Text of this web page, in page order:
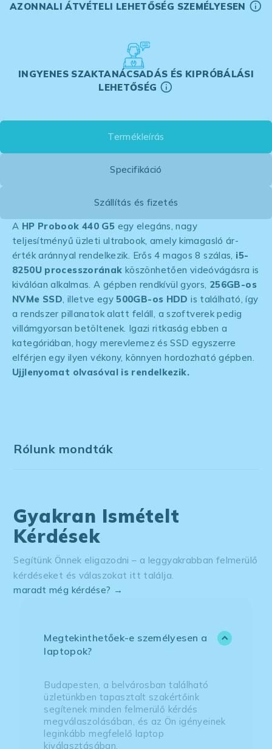
AZONNALI ÁTVÉTELI LEHETŐSÉG SZEMÉLYESEN
INGYENES SZAKTANÁCSADÁS ÉS KIPRÓBÁLÁSI
LEHETŐSÉG
Termékleírás
Specifikáció
Szállítás és fizetés
A HP Probook 440 G5 egy elegáns, nagy
teljesítményű üzleti ultrabook, amely kimagasló ár-
érték aránnyal rendelkezik. Erős 4 magos 8 szálas, i5-
8250U processzorának köszönhetően videóvágásra is
kiválóan alkalmas. A gépben rendkívül gyors, 256GB-os
NVMe SSD , illetve egy 500GB-os HDD is található, így
a rendszer pillanatok alatt feláll, a szoftverek pedig
villámgyorsan betöltenek. Igazi ritkaság ebben a
kategóriában, hogy merevlemez és SSD egyszerre
elférjen egy ilyen vékony, könnyen hordozható gépben.
Ujjlenyomat olvasóval is rendelkezik.
Rólunk mondták
Gyakran Ismételt
Kérdések
Segítünk Önnek eligazodni – a leggyakrabban felmerülő
kérdéseket és válaszokat itt találja.
maradt még kérdése? →
Megtekinthetőek-e személyesen a
laptopok?
Budapesten, a belvárosban található
üzletünkben tapasztalt szakértőink
segítenek minden felmerülő kérdés
megválaszolásában, és az Ön igényeinek
leginkább megfelelő laptop
kiválasztásában.